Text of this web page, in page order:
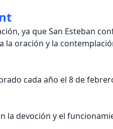
ya que San Esteban
la oración y la
cada año el 8 de
la devoción y el